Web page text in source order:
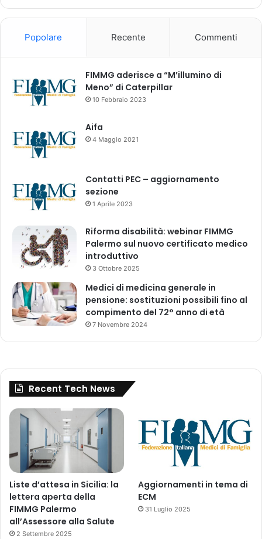
C
Popolare Recente Commenti
FIMMG aderisce a “M’illumino di
Meno” di Caterpillar
10 Febbraio 2023
Aifa
4 Maggio 2021
Contatti PEC – aggiornamento
sezione
1 Aprile 2023
Riforma disabilità: webinar FIMMG
Palermo sul nuovo certificato medico
introduttivo
3 Ottobre 2025
Medici di medicina generale in
pensione: sostituzioni possibili fino al
compimento del 72° anno di età
7 Novembre 2024
Recent Tech News
Liste d’attesa in Sicilia: la
lettera aperta della
FIMMG Palermo
all’Assessore alla Salute
2 Settembre 2025
Aggiornamenti in tema di
ECM
31 Luglio 2025